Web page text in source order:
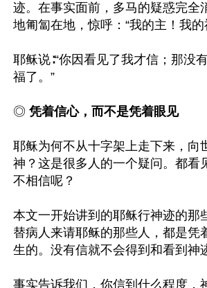
迹。在事实面前，多马的疑惑完全
地匍匐在地，惊呼：“我的主！我的
耶稣说∶“你因看见了我才信；那没
福了。”
◎ 凭着信心，而不是凭着眼见
耶稣为何不从十字架上走下来，向
神？这是很多人的一个疑问。都看
不相信呢？
本文一开始讲到的耶稣行神迹的那
替病人来请耶稣的那些人，都是凭
生的。没有信就不会得到和看到神
事实告诉我们，你信到什么程度，